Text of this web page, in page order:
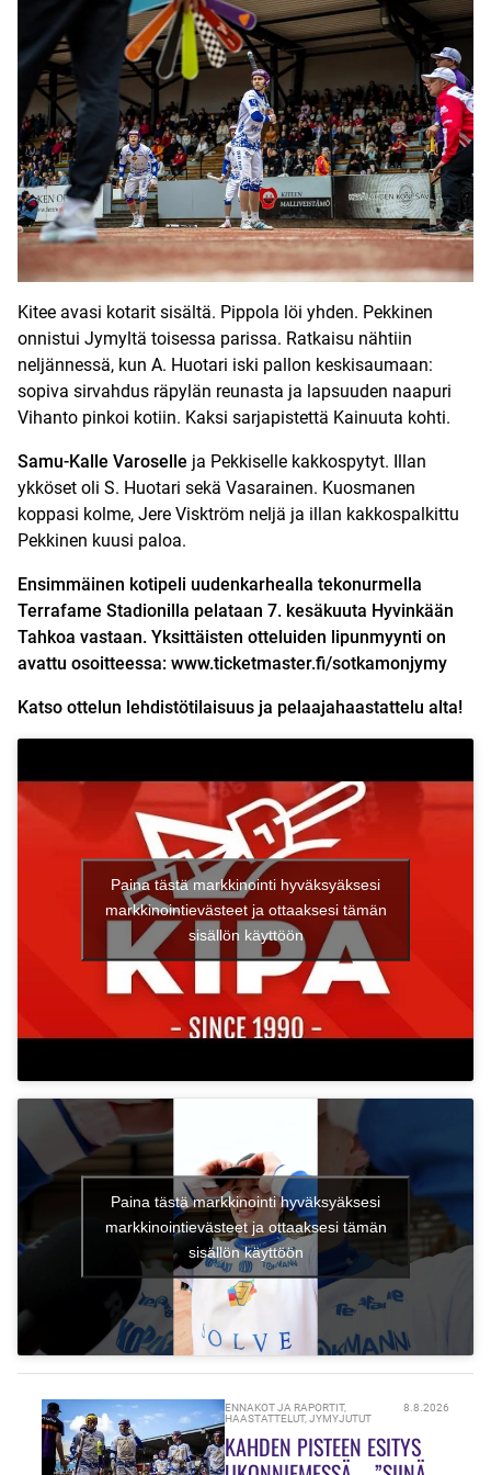
Kitee avasi kotarit sisältä. Pippola löi yhden. Pekkinen
onnistui Jymyltä toisessa parissa. Ratkaisu nähtiin
neljännessä, kun A. Huotari iski pallon keskisaumaan:
sopiva sirvahdus räpylän reunasta ja lapsuuden naapuri
Vihanto pinkoi kotiin. Kaksi sarjapistettä Kainuuta kohti.
Samu-Kalle Varoselle ja Pekkiselle kakkospytyt. Illan
ykköset oli S. Huotari sekä Vasarainen. Kuosmanen
koppasi kolme, Jere Visktröm neljä ja illan kakkospalkittu
Pekkinen kuusi paloa.
Ensimmäinen kotipeli uudenkarhealla tekonurmella
Terrafame Stadionilla pelataan 7. kesäkuuta Hyvinkään
Tahkoa vastaan. Yksittäisten otteluiden lipunmyynti on
avattu osoitteessa: www.ticketmaster.fi/sotkamonjymy
Katso ottelun lehdistötilaisuus ja pelaajahaastattelu alta!
Paina tästä markkinointi hyväksyäksesi
markkinointievästeet ja ottaaksesi tämän
sisällön käyttöön
Paina tästä markkinointi hyväksyäksesi
markkinointievästeet ja ottaaksesi tämän
sisällön käyttöön
ENNAKOT JA RAPORTIT,
HAASTATTELUT,JYMYJUTUT
8.8.2026
KAHDEN PISTEEN ESITYS